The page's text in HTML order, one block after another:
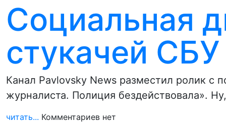
Социальная
стукачей СБУ
Канал Pavlovsky News разместил ролик с
журналиста. Полиция бездействовала».
читать... Комментариев нет